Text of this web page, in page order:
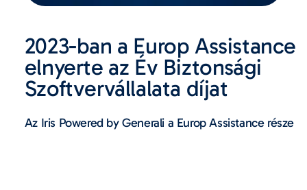
2023-ban a Europ Assistance
elnyerte az Év Biztonsági
Szoftvervállalata díjat
Az Iris Powered by Generali a Europ Assistance része